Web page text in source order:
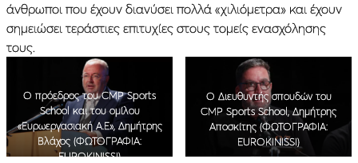
άνθρωποι που έχουν διανύσει πολλά «χιλιόμετρα» και έχουν
σημειώσει τεράστιες επιτυχίες στους τομείς ενασχόλησης
τους.
O πρόεδρος του CMP Sports
School και του ομίλου
«Ευρωεργασιακή Α.Ε», Δημήτρης
Βλάχος (ΦΩΤΟΓΡΑΦΙΑ:
EUROKINISSI)
Ο Διευθυντής σπουδών του
CMP Sports School, Δημήτρης
Αποσκίτης (ΦΩΤΟΓΡΑΦΙΑ:
EUROKINISSI)